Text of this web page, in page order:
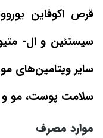
قرص اکوفاین
سیستئین و ال-
سایر ویتامین‌های
سلامت پوست، مو
موارد مصرف